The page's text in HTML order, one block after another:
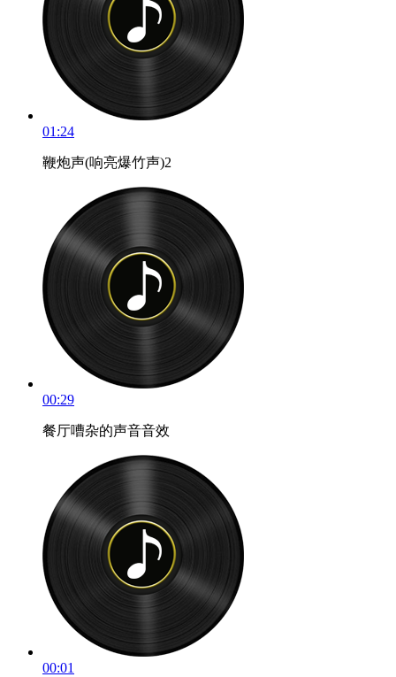
01:24
鞭炮声(响亮爆竹声)2
00:29
餐厅嘈杂的声音音效
00:01